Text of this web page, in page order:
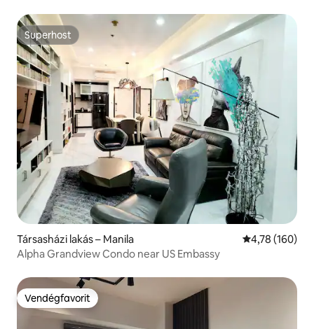
Superhost
Superhost
Társasházi lakás – Manila Átlagos
4,78 (160)
Alpha Grandview Condo near US Embassy
Vendégfavorit
Vendégfavorit